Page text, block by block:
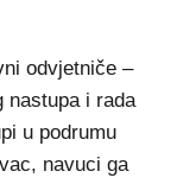
odvjetniče –
nastupa i rada
u podrumu
navuci ga